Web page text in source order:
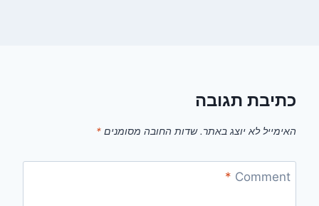
כתיבת תגובה
האימייל לא יוצג באתר. שדות החובה מסומנים *
Comment
*